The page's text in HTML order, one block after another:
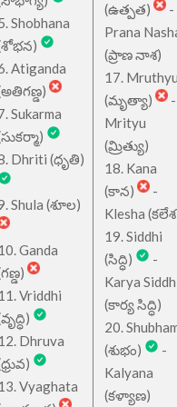
Shobhana
Atiganda
Sukarma
Dhriti (ధృతి)
Shula (శూల)
Ganda
Vriddhi
Dhruva
Vyaghata
(ఉత్పత)
-
Prana
(ప్రాణ నాశ)
17.
(మృత్యా)
-
Mrityu
(మ్రిత్యు)
18. Kana
(కాన)
-
Klesha
19. Siddhi
(సిద్ధి)
-
Karya
(కార్య సిద్ధి)
20.
(శుభం)
-
Kalyana
(కళ్యాణ)